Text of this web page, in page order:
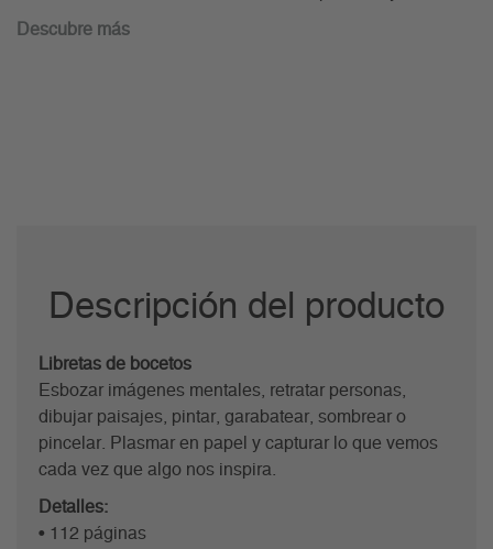
Descubre más
Descripción del producto
Libretas de bocetos
Esbozar imágenes mentales, retratar personas,
dibujar paisajes, pintar, garabatear, sombrear o
pincelar. Plasmar en papel y capturar lo que vemos
cada vez que algo nos inspira.
Detalles:
• 112 páginas